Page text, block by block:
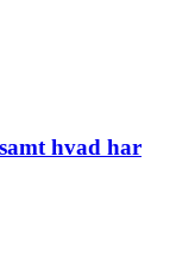
hvad har